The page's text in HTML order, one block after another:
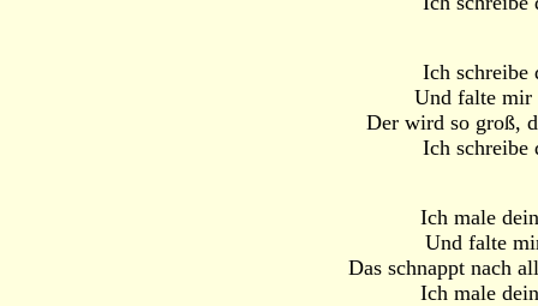
Ich schreibe
Und falte mir
Der wird so groß,
Ich schreibe
Ich male
Und falte
Das schnappt nach
Ich male